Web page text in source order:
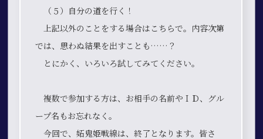
（５）自分の道を行く！
上記以外のことをする場合はこちらで。内容次第
では、思わぬ結果を出すことも……？
とにかく、いろいろ試してみてください。
複数で参加する方は、お相手の名前やＩＤ、グル
ープ名もお忘れなく。
今回で、妬鬼姫戦線は、終了となります。皆さ